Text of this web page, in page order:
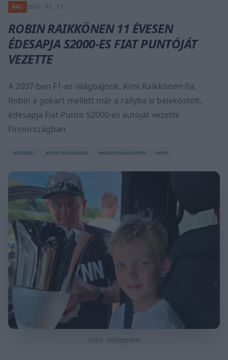
RALI
ROBIN RAIKKÖNEN 11 ÉVESEN
ÉDESAPJA S2000-ES FIAT PUNTÓJÁT
VEZETTE
A 2007-ben F1-es világbajnok, Kimi Raikkönen fia,
Robin a gokart mellett már a rallyba is belekóstolt,
édesapja Fiat Punto S2000-es autóját vezette
Finnországban.
#KIEMELT #KIMI RÄIKKÖNEN #ROBIN RÄIKKÖNEN #WRC
Fotó: Instagram